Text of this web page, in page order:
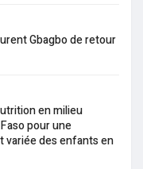
Gbagbo de retour
en milieu
pour une
variée des enfants en